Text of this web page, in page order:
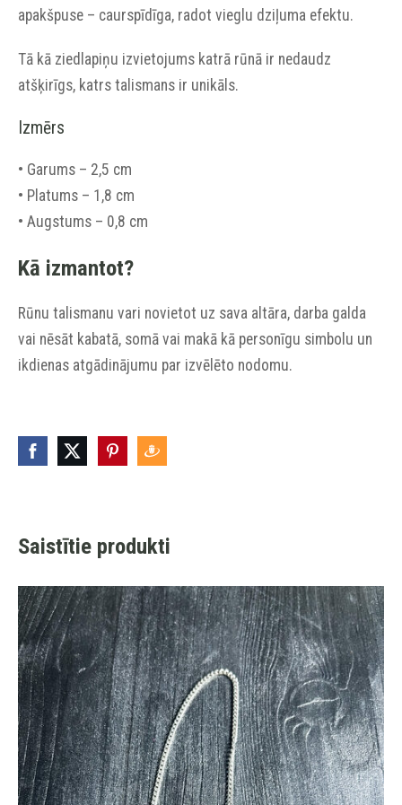
apakšpuse – caurspīdīga, radot vieglu dziļuma efektu.
Tā kā ziedlapiņu izvietojums katrā rūnā ir nedaudz
atšķirīgs, katrs talismans ir unikāls.
Izmērs
• Garums – 2,5 cm
• Platums – 1,8 cm
• Augstums – 0,8 cm
Kā izmantot?
Rūnu talismanu vari novietot uz sava altāra, darba galda
vai nēsāt kabatā, somā vai makā kā personīgu simbolu un
ikdienas atgādinājumu par izvēlēto nodomu.
Saistītie produkti